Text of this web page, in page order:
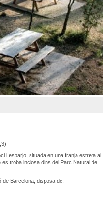
i esbarjo, situada en una franja estreta al
troba inclosa dins del Parc Natural de
de Barcelona, disposa de: